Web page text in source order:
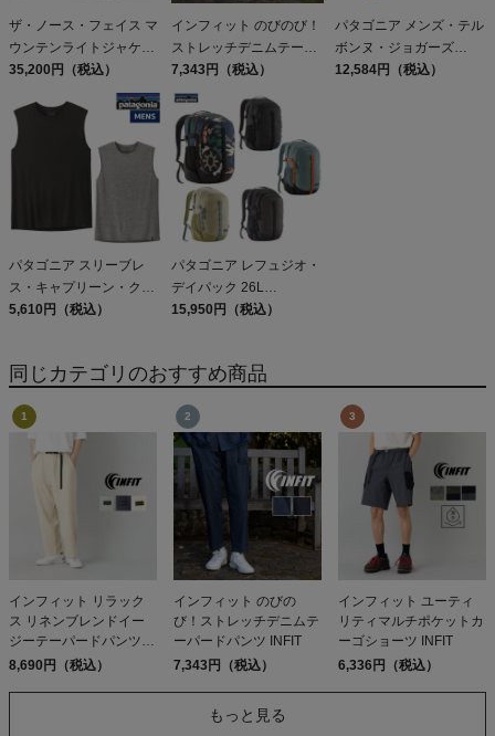
ザ・ノース・フェイス マ
ウンテンライトジャケッ
ト カジュアル アウトド
ア ウェア アウター 防水
防風 保温 シェルジャケ
ット ゴアテックス THE
NORTH FACE Mountain
Light Jacket K AK EK FS
35,200円（税込）
インフィット のびのび！
ストレッチデニムテーパ
ードパンツ INFIT
7,343円（税込）
パタゴニア メンズ・テル
ボンヌ・ジョガーズ
PATAGONIA MS
12,584円（税込）
パタゴニア スリーブレ
ス・キャプリーン・クー
ル・デイリー・シャツ
Shirt
5,610円（税込）
パタゴニア レフュジオ・
デイパック 26L
PATAGONIA REFUGIO
15,950円（税込）
同じカテゴリのおすすめ商品
インフィット リラック
ス リネンブレンドイー
ジーテーパードパンツ
INFIT
8,690円（税込）
インフィット のびの
び！ストレッチデニムテ
ーパードパンツ INFIT
7,343円（税込）
インフィット ユーティ
リティマルチポケットカ
ーゴショーツ INFIT
6,336円（税込）
もっと見る